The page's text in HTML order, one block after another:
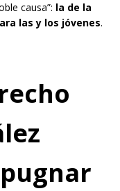
causa”: la de la
las y los jóvenes.